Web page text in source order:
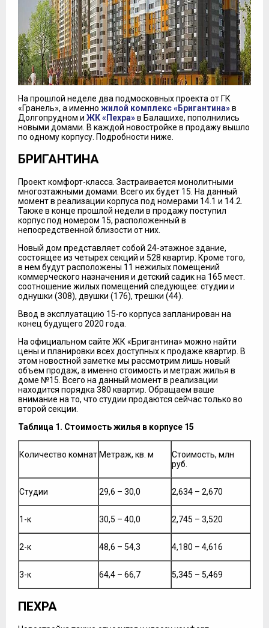
На прошлой неделе два подмосковных проекта от ГК
«Гранель», а именно жилой комплекс «Бригантина»в
Долгопрудном и ЖК «Пехра»в Балашихе, пополнились
новыми домами. В каждой новостройке в продажу вышло
по одному корпусу. Подробности ниже.
БРИГАНТИНА
Проект комфорт-класса. Застраивается монолитными
многоэтажными домами. Всего их будет 15. На данный
момент в реализации корпуса под номерами 14.1 и 14.2.
Также в конце прошлой недели в продажу поступил
корпус под номером 15, расположенный в
непосредственной близости от них.
Новый дом представляет собой 24-этажное здание,
состоящее из четырех секций и 528 квартир. Кроме того,
в нем будут расположены 11 нежилых помещений
коммерческого назначения и детский садик на 165 мест.
соотношение жилых помещений следующее: студии и
однушки (308), двушки (176), трешки (44).
Ввод в эксплуатацию 15-го корпуса запланирован на
конец будущего 2020 года.
На официальном сайте ЖК «Бригантина» можно найти
цены и планировки всех доступных к продаже квартир. В
этом новостной заметке мы рассмотрим лишь новый
объем продаж, а именно стоимость и метраж жилья в
доме №15. Всего на данный момент в реализации
находится порядка 380 квартир. Обращаем ваше
внимание на то, что студии продаются сейчас только во
второй секции.
Таблица 1. Стоимость жилья в корпусе 15
Количество комнат Метраж, кв. м
Стоимость, млн
руб.
Студии 29,6 – 30,0 2,634 – 2,670
1-к 30,5 – 40,0 2,745 – 3,520
2-к 48,6 – 54,3 4,180 – 4,616
3-к 64,4 – 66,7 5,345 – 5,469
ПЕХРА